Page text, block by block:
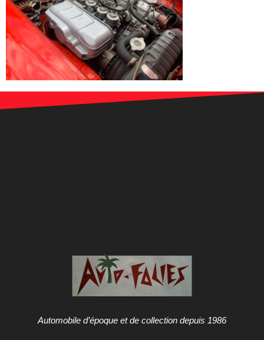
Automobile d’époque et de collection depuis 1986